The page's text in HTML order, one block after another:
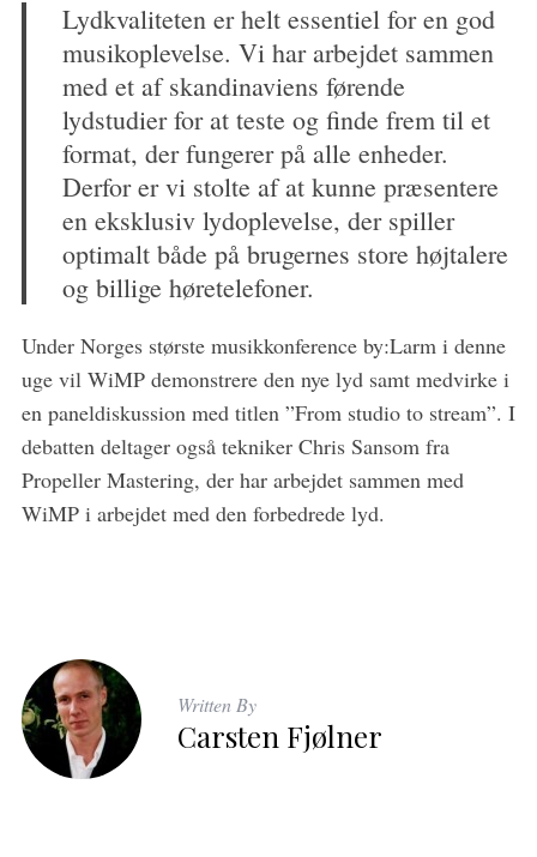
Lydkvaliteten er helt essentiel for en god
musikoplevelse. Vi har arbejdet sammen
med et af skandinaviens førende
lydstudier for at teste og finde frem til et
format, der fungerer på alle enheder.
Derfor er vi stolte af at kunne præsentere
en eksklusiv lydoplevelse, der spiller
optimalt både på brugernes store højtalere
og billige høretelefoner.
Under Norges største musikkonference by:Larm i denne
uge vil WiMP demonstrere den nye lyd samt medvirke i
en paneldiskussion med titlen ”From studio to stream”. I
debatten deltager også tekniker Chris Sansom fra
Propeller Mastering, der har arbejdet sammen med
WiMP i arbejdet med den forbedrede lyd.
Written By
Carsten Fjølner